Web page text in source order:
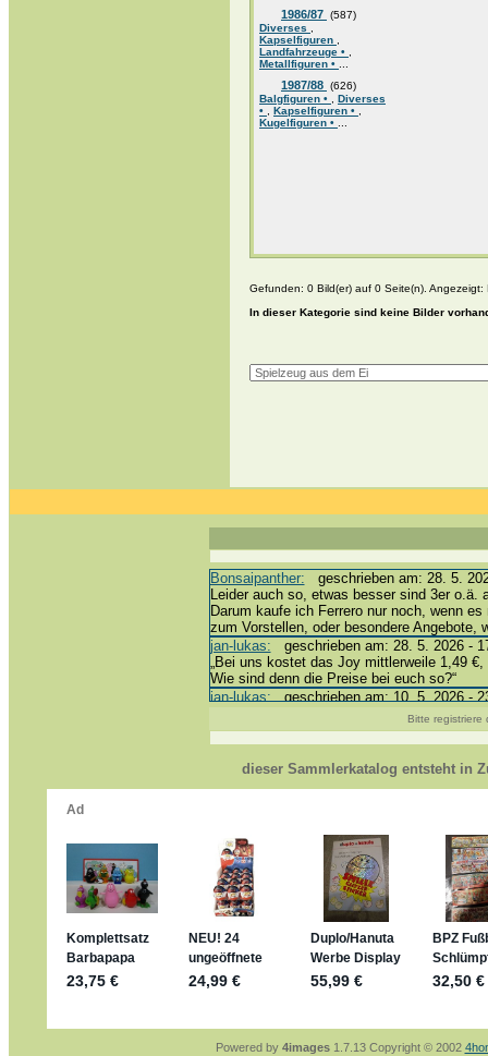
1986/87 (587)
Diverses
Kapselfiguren
Landfahrzeuge •
Metallfiguren •
1987/88 (626)
Balgfiguren •
Diverses
•
Kapselfiguren •
Kugelfiguren •
Gefunden: 0 Bild(er) auf 0 Seite(n). Angezeigt:
In dieser Kategorie sind keine Bilder
Bonsaipanther: geschrieben am: 28. 5.
Leider auch so, etwas besser sind 3er o.ä.
Darum kaufe ich Ferrero nur noch, wenn
zum Vorstellen, oder besondere Angebote,
jan-lukas: geschrieben am: 28. 5. 2026 -
„Bei uns kostet das Joy mittlerweile 1,49
Wie sind denn die Preise bei euch so?“
jan-lukas:geschrieben am: 10. 5. 2026 -
Bonsaipanther:geschrieben am: 10. 5.
@ Harald
https://www.ue-ei-portal-
Dein Enkel sollte zur Strafe die nächsten
Für die Figuren VC307, 310, 318 und 326
mein Enkel hat die leider weggeworfen
jan-lukas:
geschrieben am: 29. 4. 2026 -
https://www.ferrero-
sammelspass.de/einladung/
jan-lukas:
geschrieben am: 28. 4. 2026 -
stimmt, jetzt fällt es mir auch ein
*Bussi*
Bonsaipanther:
geschrieben am: 28. 4.
So habe ich das in Erinnerung ... oder?
Bitte registriere
dieser Sammlerkatalog entsteht in
Powered by 4images1.7.13 Copyright © 2002